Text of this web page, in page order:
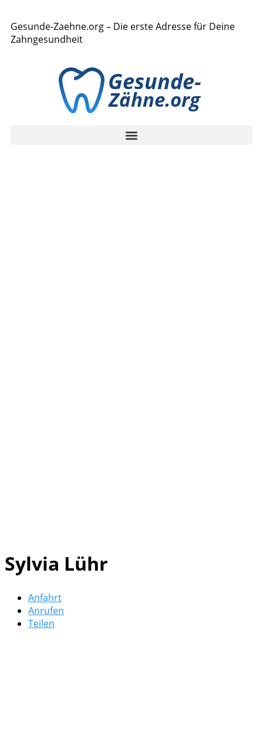
Gesunde-Zaehne.org – Die erste Adresse für Deine
Zahngesundheit
Sylvia Lühr
Anfahrt
Anrufen
Teilen